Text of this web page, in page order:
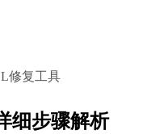
修复工具
细步骤解析